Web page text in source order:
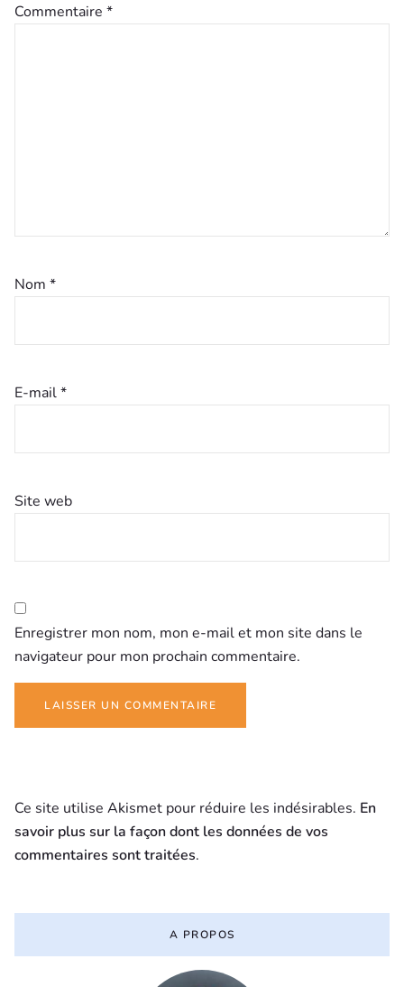
Commentaire *
Nom *
E-mail*
Site web
Enregistrer mon nom, mon e-mail et mon site dans le
navigateur pour mon prochain commentaire.
Ce site utilise Akismet pour réduire les indésirables. En
savoir plus sur la façon dont les données de vos
commentaires sont traitées.
A PROPOS